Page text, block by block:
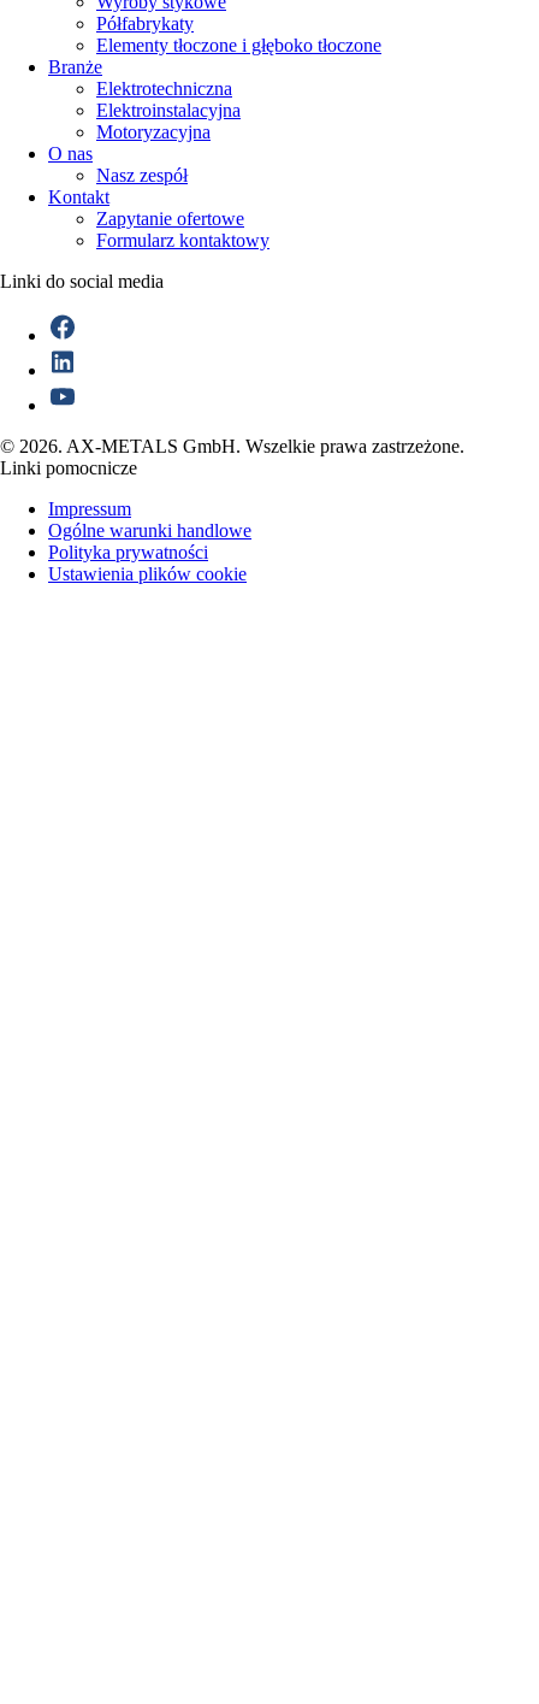
Półfabrykaty
Elementy tłoczone i głęboko tłoczone
Branże
Elektrotechniczna
Elektroinstalacyjna
Motoryzacyjna
O nas
Nasz zespół
Kontakt
Zapytanie ofertowe
Formularz kontaktowy
Linki do social media
© 2026. AX-METALS GmbH. Wszelkie prawa zastrzeżone.
Linki pomocnicze
Impressum
Ogólne warunki handlowe
Polityka prywatności
Ustawienia plików cookie